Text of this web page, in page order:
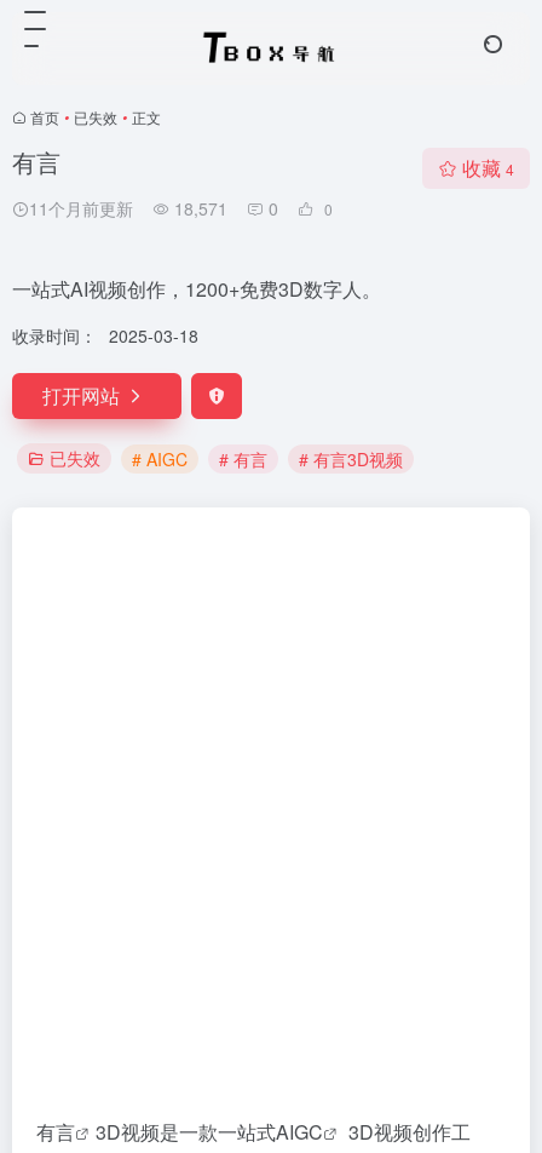
首页 • 已失效 • 正文
有言
11个月前更新 18,571 0 0
收藏 4
一站式AI视频创作，1200+免费3D数字人。
收录时间： 2025-03-18
打开网站
已失效 # AIGC # 有言 # 有言3D视频
有言 3D视频是一款一站式AIGC
3D视频创作工